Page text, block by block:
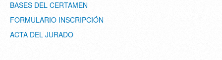
BASES DEL CERTAMEN
FORMULARIO INSCRIPCIÓN
ACTA DEL JURADO